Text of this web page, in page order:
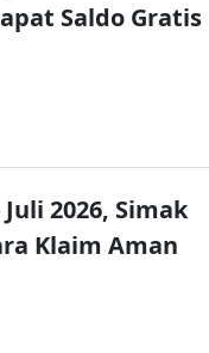
Saldo Gratis
2026, Simak
Klaim Aman